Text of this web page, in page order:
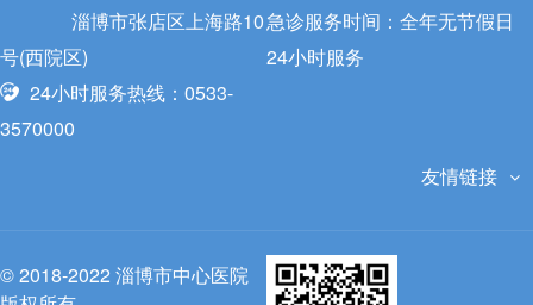
淄博市张店区上海路10
号(西院区)
24小时服务热线：0533-
3570000
急诊服务时间：全年无节假日
24小时服务
友情链接
© 2018-2022 淄博市中心医院